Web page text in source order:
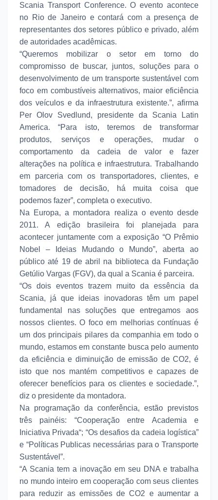
Scania Transport Conference. O evento acontece
no Rio de Janeiro e contará com a presença de
representantes dos setores público e privado, além
de autoridades acadêmicas.
“Queremos mobilizar o setor em torno do
compromisso de buscar, juntos, soluções para o
desenvolvimento de um transporte sustentável com
foco em combustíveis alternativos, maior eficiência
dos veículos e da infraestrutura existente.”, afirma
Per Olov Svedlund, presidente da Scania Latin
America. “Para isto, teremos de transformar
produtos, serviços e operações, mudar o
comportamento da cadeia de valor e fazer
alterações na política e infraestrutura. Trabalhando
em parceria com os transportadores, clientes, e
tomadores de decisão, há muita coisa que
podemos fazer”, completa o executivo.
Na Europa, a montadora realiza o evento desde
2011. A edição brasileira foi planejada para
acontecer juntamente com a exposição “O Prêmio
Nobel – Ideias Mudando o Mundo”, aberta ao
público até 19 de abril na biblioteca da Fundação
Getúlio Vargas (FGV), da qual a Scania é parceira.
“Os dois eventos trazem muito da essência da
Scania, já que ideias inovadoras têm um papel
fundamental nas soluções que entregamos aos
nossos clientes. O foco em melhorias contínuas é
um dos principais pilares da companhia em todo o
mundo, estamos em constante busca pelo aumento
da eficiência e diminuição de emissão de CO2, é
isto que nos mantém competitivos e capazes de
oferecer benefícios para os clientes e sociedade.”,
diz o presidente da montadora.
Na programação da conferência, estão previstos
três painéis: “Cooperação entre Academia e
Iniciativa Privada“; “Os desafios da cadeia logística”
e “Políticas Publicas necessárias para o Transporte
Sustentável”.
“A Scania tem a inovação em seu DNA e trabalha
no mundo inteiro em cooperação com seus clientes
para reduzir as emissões de CO2 e aumentar a